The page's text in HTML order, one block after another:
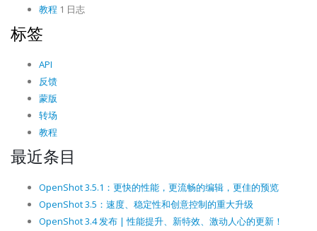
教程 1 日志
标签
API
反馈
蒙版
转场
教程
最近条目
OpenShot 3.5.1：更快的性能，更流畅的编辑，更佳的预览
OpenShot 3.5：速度、稳定性和创意控制的重大升级
OpenShot 3.4 发布 | 性能提升、新特效、激动人心的更新！